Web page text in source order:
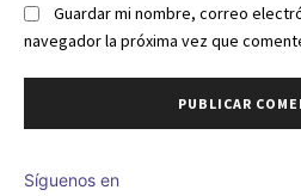
Guardar mi nombre, correo
navegador la próxima vez que
Síguenos en